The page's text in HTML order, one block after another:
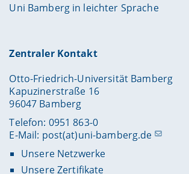
Uni Bamberg in leichter Sprache
Zentraler Kontakt
Otto-Friedrich-Universität Bamberg
Kapuzinerstraße 16
96047 Bamberg
Telefon: 0951 863-0
E-Mail: post(at)uni-bamberg.de
Unsere Netzwerke
Unsere Zertifikate